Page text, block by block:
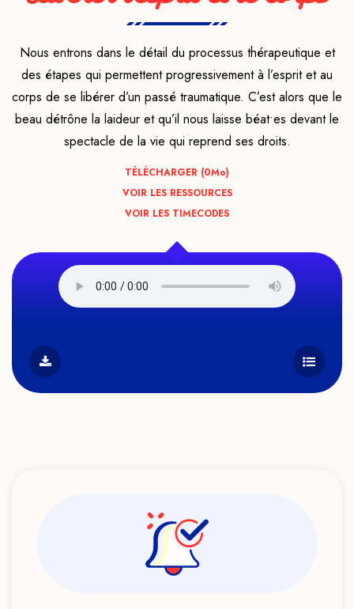
Nous entrons dans le détail du processus thérapeutique et
des étapes qui permettent progressivement à l’esprit et au
corps de se libérer d’un passé traumatique. C’est alors que le
beau détrône la laideur et qu’il nous laisse béat•es devant le
spectacle de la vie qui reprend ses droits.
TÉLÉCHARGER (0Mo)
VOIR LES RESSOURCES
VOIR LES TIMECODES